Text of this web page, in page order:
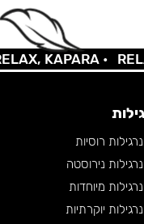
KAPARA •
נרגילות רוסיות
נרגילות נירוסטה
נרגילות מיוחדות
נרגילות יוקרתיות